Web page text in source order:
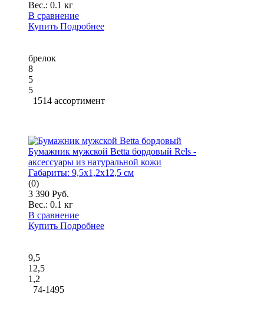
Вес.: 0.1 кг
В сравнение
Купить Подробнее
брелок
8
5
5
1514 ассортимент
Бумажник мужской Betta бордовый Rels -
аксессуары из натуральной кожи
Габариты: 9,5x1,2x12,5 см
(0)
3 390 Руб.
Вес.: 0.1 кг
В сравнение
Купить Подробнее
9,5
12,5
1,2
74-1495